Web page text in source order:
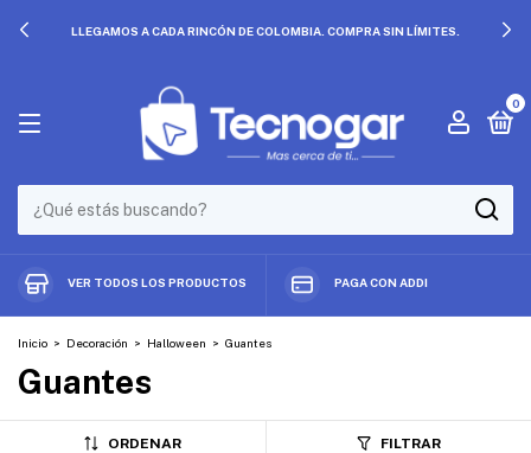
LLEGAMOS A CADA RINCÓN DE COLOMBIA. COMPRA SIN LÍMITES.
0
VER TODOS LOS PRODUCTOS PAGA CON ADDI
Inicio > Decoración > Halloween > Guantes
Guantes
ORDENAR FILTRAR